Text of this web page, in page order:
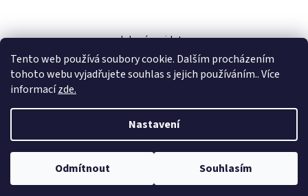
Tento web používá soubory cookie. Dalším procházením
tohoto webu vyjadřujete souhlas s jejich používáním.. Více
informacízde.
Nastavení
Odmítnout Souhlasím
kde nás najdete
Vytvořil Shoptet
Copyright 2026CHEM-WELD . Všechna práva vyhrazena.